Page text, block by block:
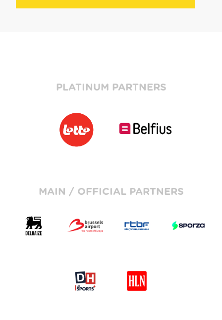
PLATINUM PARTNERS
MAIN / OFFICIAL PARTNERS